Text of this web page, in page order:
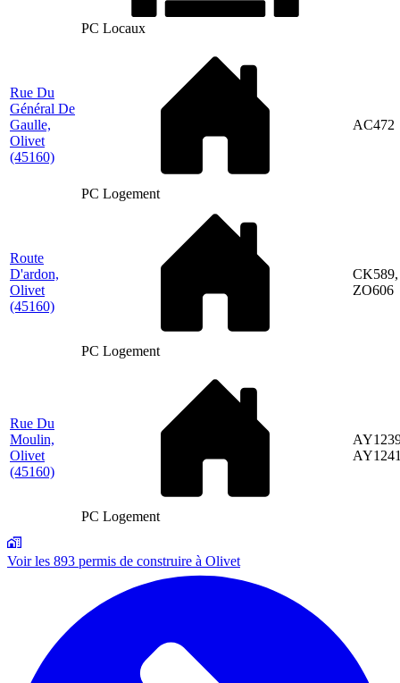
PC Locaux
Rue Du
Général De
Gaulle,
Olivet
(45160)
PC Logement
AC472
Route
D'ardon,
Olivet
(45160)
PC Logement
CK589,
ZO606
Rue Du
Moulin,
Olivet
(45160)
PC Logement
Voir les 893 permis de construire à Olivet